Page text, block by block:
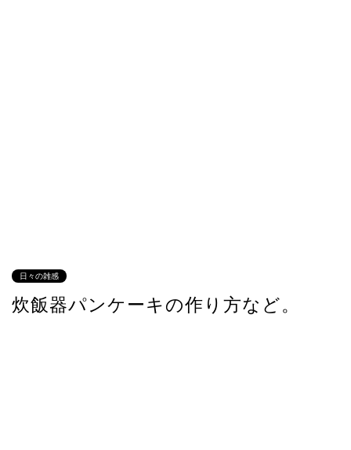
日々の雑感
炊飯器パンケーキの作り方など。